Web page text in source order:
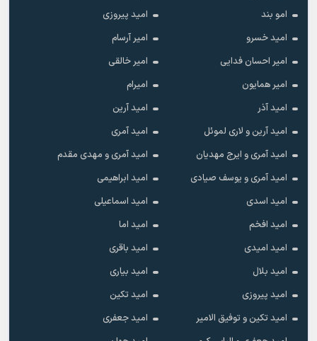
امو بند
امید پیروزی
امید خسرو
امیر آرسام
امیر احسان فدایی
امیر خالقى
امیر همایون
امیرام
امید آذر
امید آرین
امید آرین و لاری لموئل
امید آمری
امید آمری و ایرج مهدیان
امید آمری و مهدی مقدم
امید آمری و یوسف صیادی
امید ابراهیمی
امید اسدی
امید اسماعیلی
امید افخم
امید اما
امید امیدی
امید باقری
امید بلال
امید بیاری
امید پیروزی
امید تکین
امید تکین و توفیق الامیر
امید جعفری